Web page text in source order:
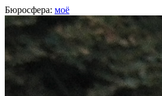
Бюросфера: моё
Роман Парпалак
веб-разработчик, Москва
О себе
Советы
6